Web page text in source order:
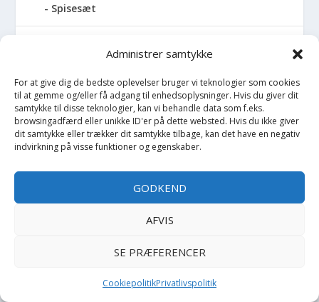
Administrer samtykke
For at give dig de bedste oplevelser bruger vi teknologier som cookies
til at gemme og/eller få adgang til enhedsoplysninger. Hvis du giver dit
samtykke til disse teknologier, kan vi behandle data som f.eks.
browsingadfærd eller unikke ID'er på dette websted. Hvis du ikke giver
dit samtykke eller trækker dit samtykke tilbage, kan det have en negativ
indvirkning på visse funktioner og egenskaber.
GODKEND
AFVIS
SE PRÆFERENCER
CookiepolitikPrivatlivspolitik
Spisesæt
Sprinkler
Stablelegetøj
Stofble
Stoleunderlag